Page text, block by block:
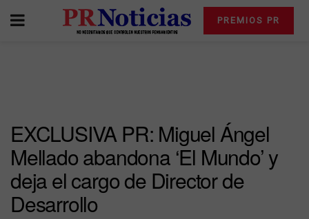
PREMIOS PR
EXCLUSIVA PR: Miguel Ángel
Mellado abandona ‘El Mundo’ y
deja el cargo de Director de
Desarrollo